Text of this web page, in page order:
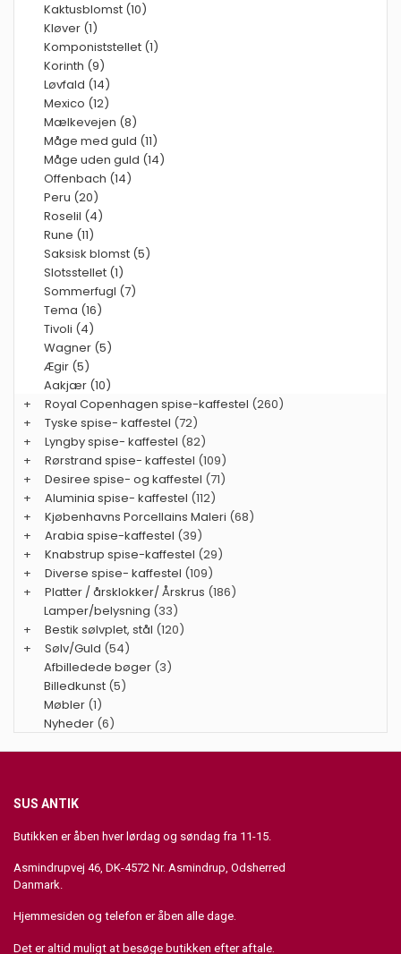
Kaktusblomst (10)
Kløver (1)
Komponiststellet (1)
Korinth (9)
Løvfald (14)
Mexico (12)
Mælkevejen (8)
Måge med guld (11)
Måge uden guld (14)
Offenbach (14)
Peru (20)
Roselil (4)
Rune (11)
Saksisk blomst (5)
Slotsstellet (1)
Sommerfugl (7)
Tema (16)
Tivoli (4)
Wagner (5)
Ægir (5)
Aakjær (10)
+
Royal Copenhagen spise-kaffestel (260)
+
Tyske spise- kaffestel (72)
+
Lyngby spise- kaffestel (82)
+
Rørstrand spise- kaffestel (109)
+
Desiree spise- og kaffestel (71)
+
Aluminia spise- kaffestel (112)
+
Kjøbenhavns Porcellains Maleri (68)
+
Arabia spise-kaffestel (39)
+
Knabstrup spise-kaffestel (29)
+
Diverse spise- kaffestel (109)
+
Platter / årsklokker/ Årskrus (186)
Lamper/belysning (33)
+
Bestik sølvplet, stål (120)
+
Sølv/Guld (54)
Afbilledede bøger (3)
Billedkunst (5)
Møbler (1)
Nyheder (6)
SUS ANTIK
Butikken er åben hver lørdag og søndag fra 11-15.
Asmindrupvej 46, DK-4572 Nr. Asmindrup, Odsherred
Danmark.
Hjemmesiden og telefon er åben alle dage.
Det er altid muligt at besøge butikken efter aftale.